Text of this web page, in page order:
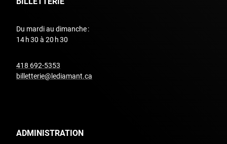
Du mardi au dimanche :
14 h 30 à 20 h 30
418 692-5353
billetterie@lediamant.ca
ADMINISTRATION